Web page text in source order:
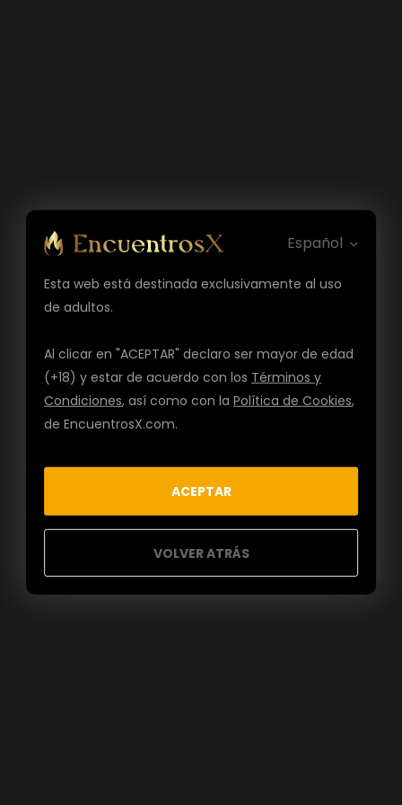
Español
Esta web está destinada exclusivamente al uso
de adultos.
Al clicar en "ACEPTAR" declaro ser mayor de edad
(+18) y estar de acuerdo con los Términos y
Condiciones, así como con laPolítica de Cookies,
de EncuentrosX.com.
ACEPTAR
VOLVER ATRÁS